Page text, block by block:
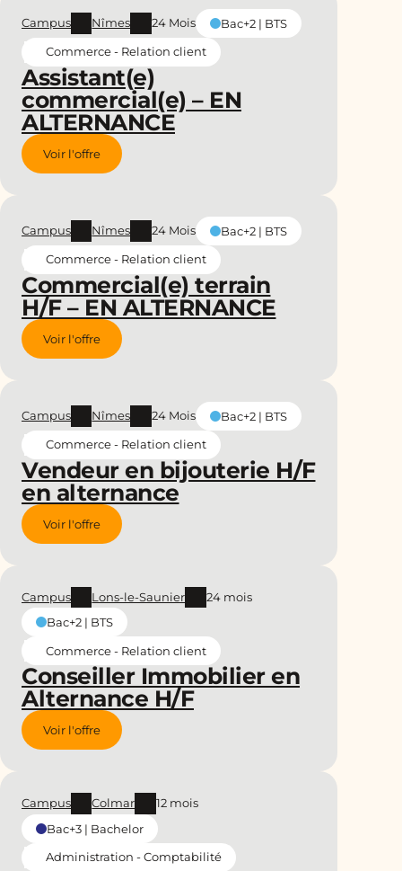
Assistant(e)
commercial(e) – EN
ALTERNANCE
Campus Nîmes 24 Mois
Bac+2 | BTS
Commerce - Relation client
Voir l'offre
Commercial(e) terrain
H/F – EN ALTERNANCE
Campus Nîmes 24 Mois
Bac+2 | BTS
Commerce - Relation client
Voir l'offre
Vendeur en bijouterie H/F
en alternance
Campus Nîmes 24 Mois
Bac+2 | BTS
Commerce - Relation client
Voir l'offre
Conseiller Immobilier en
Alternance H/F
Campus Lons-le-Saunier
24 mois
Bac+2 | BTS
Commerce - Relation client
Voir l'offre
Campus Colmar
12 mois
Bac+3 | Bachelor
Administration - Comptabilité